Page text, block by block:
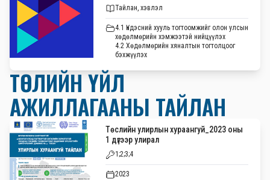
Тайлан, хэвлэл
4.1 Үндэсний хууль тогтоомжийг олон улсын
хөдөлмөрийн хэмжээтэй нийцүүлэх
4.2 Хөдөлмөрийн хяналтын тогтолцоог
бэхжүүлэх
ТӨСЛИЙН ҮЙЛ
АЖИЛЛАГААНЫ ТАЙЛАН
Төслийн улирлын хураангуй_2023 оны
1 дүгээр улирал
1;2;3;4
2023